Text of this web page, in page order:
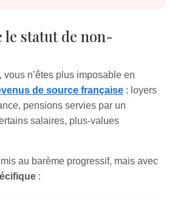
le statut de non-
n’êtes plus imposable en
de source française : loyers
pensions servies par un
salaires, plus-values
au barème progressif, mais avec
: